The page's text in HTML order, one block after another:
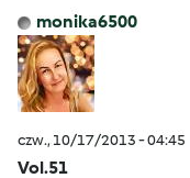
monika6500
czw., 10/17/2013 - 04:45
Vol.51